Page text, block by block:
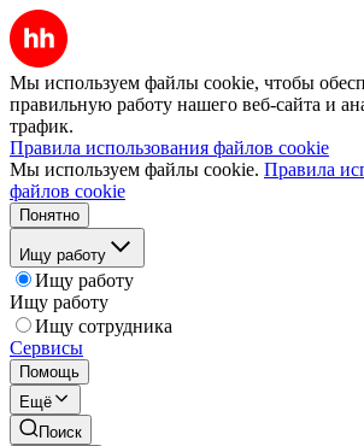
Мы используем файлы cookie, чтобы
правильную работу нашего веб-сайта и
трафик.
Правила использования файлов cookie
Мы используем файлы cookie. Правила
файлов cookie
Понятно
Ищу работу
Ищу работу
Ищу работу
Ищу сотрудника
Сервисы
Помощь
Ещё
Поиск